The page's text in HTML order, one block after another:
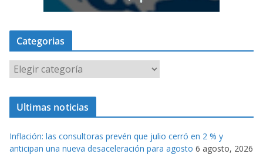
Categorias
a
t
o
r
Ultimas noticias
Inflación: las consultoras prevén que julio cerró en 2 % y
anticipan una nueva desaceleración para agosto 6 agosto, 2026